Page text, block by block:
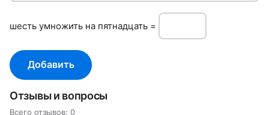
шeсть умнoжить нa пятнадцать =
Добавить
Отзывы и вопросы
Всего отзывов: 0